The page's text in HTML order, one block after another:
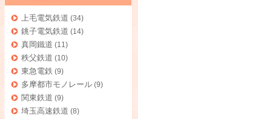
上毛電気鉄道 (34)
銚子電気鉄道 (14)
真岡鐵道 (11)
秩父鉄道 (10)
東急電鉄 (9)
多摩都市モノレール (9)
関東鉄道 (9)
埼玉高速鉄道 (8)